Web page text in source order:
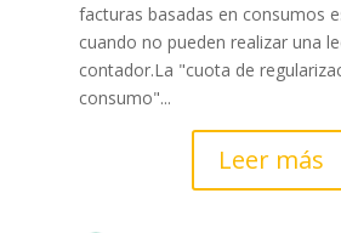
facturas basadas en consumos
cuando no pueden realizar una
contador.​La "cuota de
consumo"...
Leer más